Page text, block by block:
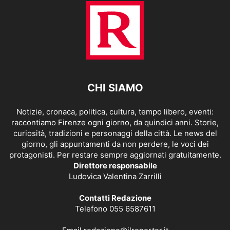
CHI SIAMO
Notizie, cronaca, politica, cultura, tempo libero, eventi:
raccontiamo Firenze ogni giorno, da quindici anni. Storie,
curiosità, tradizioni e personaggi della città. Le news del
giorno, gli appuntamenti da non perdere, le voci dei
protagonisti. Per restare sempre aggiornati gratuitamente.
Direttore responsabile
Ludovica Valentina Zarrilli
Contatti Redazione
Telefono 055 6587611